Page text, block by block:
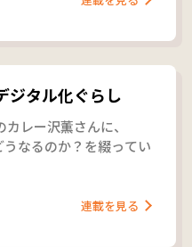
ジタル化ぐらし
レー沢薫さんに、
なるのか？を綴ってい
連載を見る